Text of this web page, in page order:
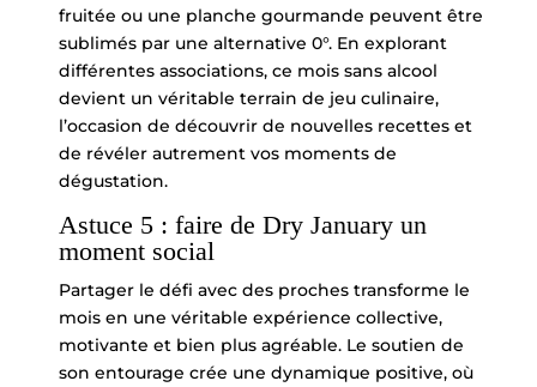
fruitée ou une planche gourmande peuvent être
sublimés par une alternative 0°. En explorant
différentes associations, ce mois sans alcool
devient un véritable terrain de jeu culinaire,
l’occasion de découvrir de nouvelles recettes et
de révéler autrement vos moments de
dégustation.
Astuce 5 : faire de Dry January un
moment social
Partager le défi avec des proches transforme le
mois en une véritable expérience collective,
motivante et bien plus agréable. Le soutien de
son entourage crée une dynamique positive, où